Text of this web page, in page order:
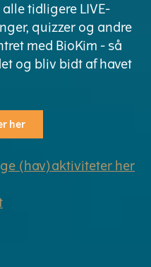
tidligere LIVE-
quizzer og andre
med BioKim - så
og bliv bidt af havet
her
(hav)aktiviteter her